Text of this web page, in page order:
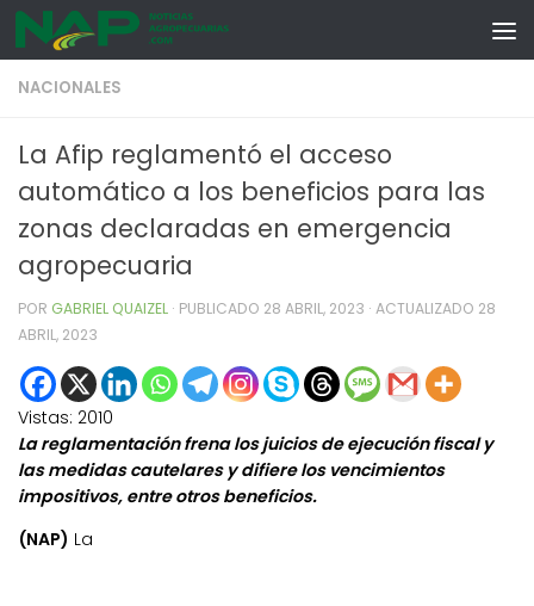
Skip to content
NACIONALES
La Afip reglamentó el acceso
automático a los beneficios para las
zonas declaradas en emergencia
agropecuaria
POR GABRIEL QUAIZEL · PUBLICADO 28 ABRIL, 2023 · ACTUALIZADO 28
ABRIL, 2023
Vistas: 2010
La reglamentación frena los juicios de ejecución fiscal y
las medidas cautelares y difiere los vencimientos
impositivos, entre otros beneficios.
(NAP) La